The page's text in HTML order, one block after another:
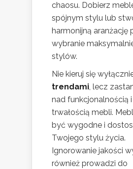
chaosu. Dobierz
spójnym stylu lub
harmonijną aranżację
wybranie
stylów.
Nie kieruj się
trendami, lecz
nad funkcjonalnością i
trwałością mebli.
być wygodne i
Twojego stylu życia.
Ignorowanie jakości
również prowadzi do